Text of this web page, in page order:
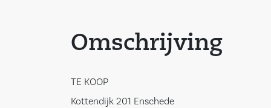
Omschrijving
TE KOOP
Kottendijk 201 Enschede